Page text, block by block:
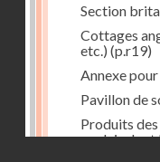
Section
Cottages
etc.) (p.r19)
Annexe
Pavillon de
Produits
anglais dont